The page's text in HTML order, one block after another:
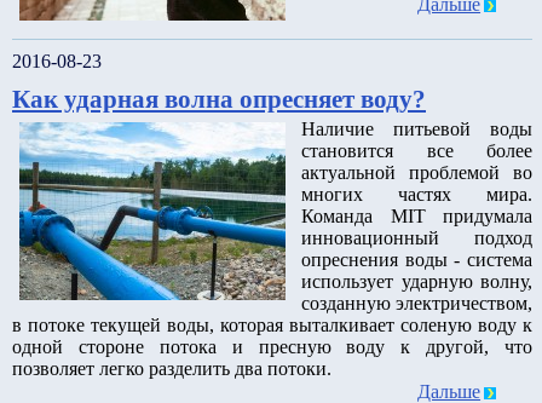
Дальше
2016-08-23
Как ударная волна опресняет воду?
Наличие питьевой воды
становится все более
актуальной проблемой во
многих частях мира.
Команда MIT придумала
инновационный подход
опреснения воды - система
использует ударную волну,
созданную электричеством,
в потоке текущей воды, которая выталкивает соленую воду к
одной стороне потока и пресную воду к другой, что
позволяет легко разделить два потоки.
Дальше